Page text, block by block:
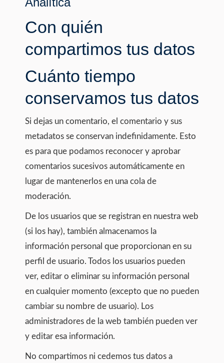
Con quién
compartimos tus datos
Cuánto tiempo
conservamos tus datos
Si dejas un comentario, el comentario y sus
metadatos se conservan indefinidamente. Esto
es para que podamos reconocer y aprobar
comentarios sucesivos automáticamente en
lugar de mantenerlos en una cola de
moderación.
De los usuarios que se registran en nuestra web
(si los hay), también almacenamos la
información personal que proporcionan en su
perfil de usuario. Todos los usuarios pueden
ver, editar o eliminar su información personal
en cualquier momento (excepto que no pueden
cambiar su nombre de usuario). Los
administradores de la web también pueden ver
y editar esa información.
No compartimos ni cedemos tus datos a